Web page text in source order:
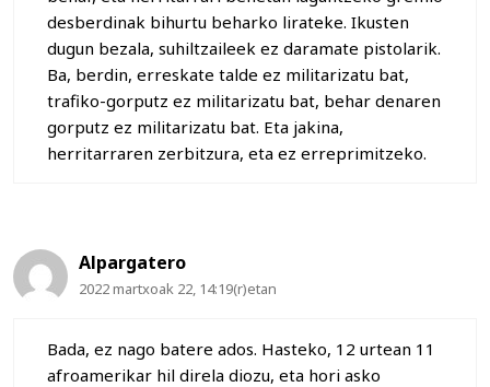
desberdinak bihurtu beharko lirateke. Ikusten
dugun bezala, suhiltzaileek ez daramate pistolarik.
Ba, berdin, erreskate talde ez militarizatu bat,
trafiko-gorputz ez militarizatu bat, behar denaren
gorputz ez militarizatu bat. Eta jakina,
herritarraren zerbitzura, eta ez erreprimitzeko.
Alpargatero
2022 martxoak 22, 14:19(r)etan
Bada, ez nago batere ados. Hasteko, 12 urtean 11
afroamerikar hil direla diozu, eta hori asko